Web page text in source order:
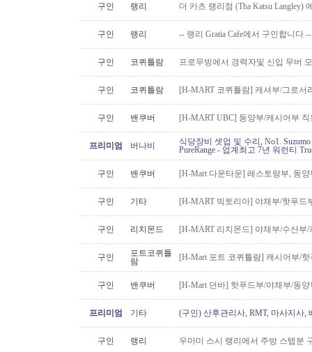
구인 랭리 더 카츠 랭리점 (Tha Katsu Langley)
구인 랭리 -- 랭리 Gratia Cafe에서 구인합니다 --
구인 코퀴틀람 프로무빙에서 경력자및 신입 무버
구인 코퀴틀람 [H-MART 코퀴틀람] 캐셔부/그로서
구인 밴쿠버 [H-MART UBC] 동양부/캐시어부
프리미엄 버나비
식당장비 셋업 및 수리, No1.
PureRange - 업계최고 7년 워런티
구인 밴쿠버 [H-Mart 다운타운] 레스토랑부, 동
구인 기타 [H-MART 빅토리아] 야채부/핫푸드
구인 리치몬드 [H-MART 리치몬드] 야채부/수산부
구인
포트코퀴틀
람
[H-Mart 포트 코퀴틀람] 캐시어부/
구인 밴쿠버 [H-Mart 던바] 핫푸드부/야채부/동
프리미엄 기타 (구인) 산후관리사, RMT, 마사지사,
구인 랭리 우마미 스시 랭리에서 주방 스텝분